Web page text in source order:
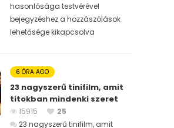
hasonlósága testvérével
bejegyzéshez a hozzászólások
lehetősége kikapcsolva
6 ÓRA AGO
23 nagyszerű tinifilm, amit
titokban mindenki szeret
15915
25
23 nagyszerű tinifilm, amit